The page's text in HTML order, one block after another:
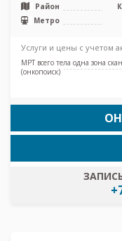
Район
Метро
Услуги и цены с учетом
МРТ всего тела одна зона
(онкопоиск)